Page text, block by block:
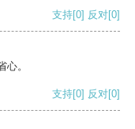
支持[0] 反对[0]
。
支持[0] 反对[0]